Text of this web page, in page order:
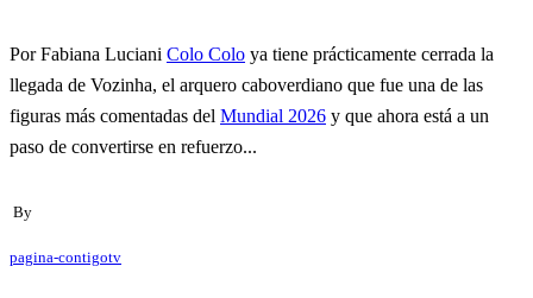
Por Fabiana Luciani Colo Colo ya tiene prácticamente cerrada la
llegada de Vozinha, el arquero caboverdiano que fue una de las
figuras más comentadas del Mundial 2026 y que ahora está a un
paso de convertirse en refuerzo...
By
pagina-contigotv